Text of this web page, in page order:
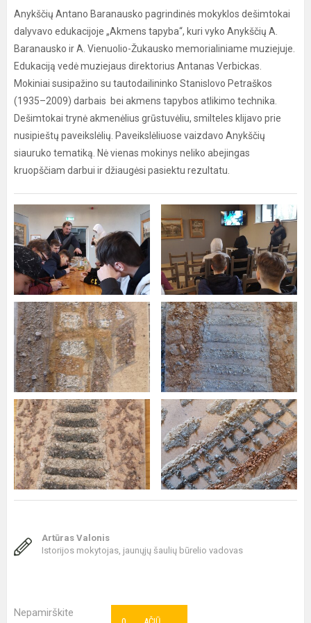
Anykščių Antano Baranausko pagrindinės mokyklos dešimtokai
dalyvavo edukacijoje „Akmens tapyba“, kuri vyko Anykščių A.
Baranausko ir A. Vienuolio-Žukausko memorialiniame muziejuje.
Edukaciją vedė muziejaus direktorius Antanas Verbickas.
Mokiniai susipažino su tautodailininko Stanislovo Petraškos
(1935–2009) darbais bei akmens tapybos atlikimo technika.
Dešimtokai trynė akmenėlius grūstuvėliu, smilteles klijavo prie
nusipieštų paveikslėlių. Paveikslėliuose vaizdavo Anykščių
siauruko tematiką. Nė vienas mokinys neliko abejingas
kruopščiam darbui ir džiaugėsi pasiektu rezultatu.
Artūras Valonis
Istorijos mokytojas, jaunųjų šaulių būrelio vadovas
Nepamirškite